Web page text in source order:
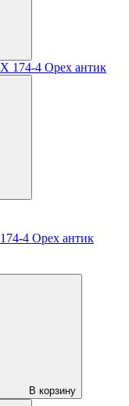
4 Орех антик
В корзину